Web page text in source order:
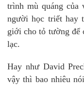
trình mù quáng của
người học triết hay
giới cho tỏ tường để
lạc.
Hay như David
vậy thì bao nhiêu